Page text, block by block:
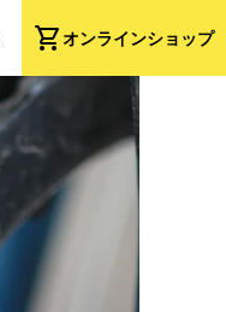
shopping_cartオンラインショップ